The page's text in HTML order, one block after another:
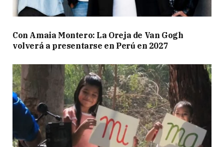
Con Amaia Montero: La Oreja de Van Gogh
volverá a presentarse en Perú en 2027